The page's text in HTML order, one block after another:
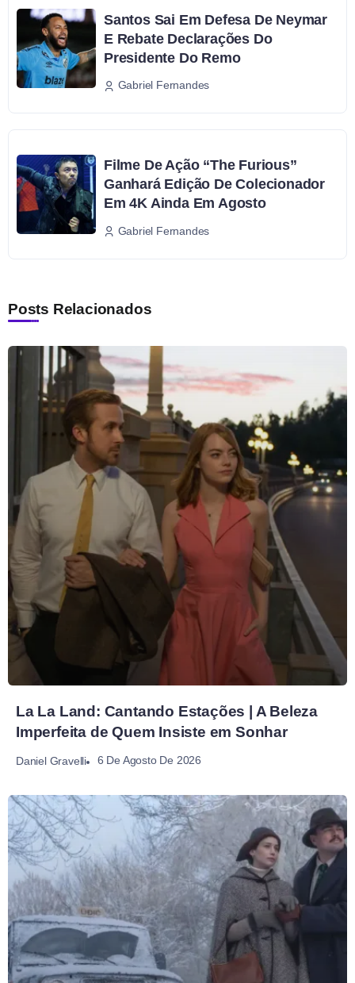
Santos Sai Em Defesa De Neymar
E Rebate Declarações Do
Presidente Do Remo
Gabriel Fernandes
Filme De Ação “The Furious”
Ganhará Edição De Colecionador
Em 4K Ainda Em Agosto
Gabriel Fernandes
Posts Relacionados
La La Land: Cantando Estações | A Beleza
Imperfeita de Quem Insiste em Sonhar
Daniel Gravelli 6 De Agosto De 2026